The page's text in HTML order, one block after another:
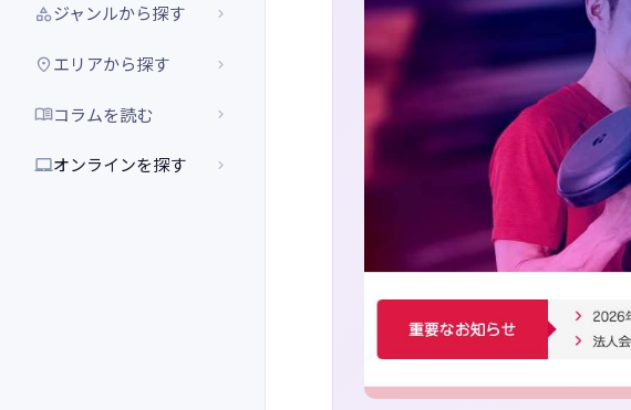
ジャンルから探す 
エリアから探す 
コラムを読む 
オンラインを探す 